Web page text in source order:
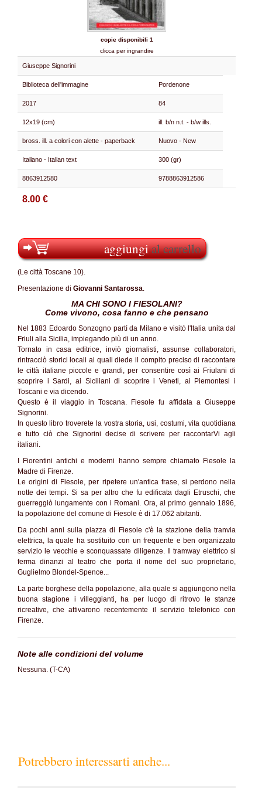
copie disponibili 1
clicca per ingrandire
Giuseppe Signorini
Biblioteca dell'immagine Pordenone
2017 84
12x19 (cm) ill. b/n n.t. - b/w ills.
bross. ill. a colori con alette - paperback Nuovo - New
Italiano - Italian text 300 (gr)
8863912580 9788863912586
8.00 €
aggiungial carrello
(Le città Toscane 10).
Presentazione di Giovanni Santarossa.
MA CHI SONO I FIESOLANI?
Come vivono, cosa fanno e che pensano
Nel 1883 Edoardo Sonzogno partì da Milano e visitò l'Italia unita dal
Friuli alla Sicilia, impiegando più di un anno.
Tornato in casa editrice, inviò giornalisti, assunse collaboratori,
rintracciò storici locali ai quali diede il compito preciso di raccontare
le città italiane piccole e grandi, per consentire così ai Friulani di
scoprire i Sardi, ai Siciliani di scoprire i Veneti, ai Piemontesi i
Toscani e via dicendo.
Questo è il viaggio in Toscana. Fiesole fu affidata a Giuseppe
Signorini.
In questo libro troverete la vostra storia, usi, costumi, vita quotidiana
e tutto ciò che Signorini decise di scrivere per raccontarVi agli
italiani.
I Fiorentini antichi e moderni hanno sempre chiamato Fiesole la
Madre di Firenze.
Le origini di Fiesole, per ripetere un'antica frase, si perdono nella
notte dei tempi. Si sa per altro che fu edificata dagli Etruschi, che
guerreggiò lungamente con i Romani. Ora, al primo gennaio 1896,
la popolazione del comune di Fiesole è di 17.062 abitanti.
Da pochi anni sulla piazza di Fiesole c'è la stazione della tranvia
elettrica, la quale ha sostituito con un frequente e ben organizzato
servizio le vecchie e sconquassate diligenze. Il tramway elettrico si
ferma dinanzi al teatro che porta il nome del suo proprietario,
Guglielmo Blondel-Spence...
La parte borghese della popolazione, alla quale si aggiungono nella
buona stagione i villeggianti, ha per luogo di ritrovo le stanze
ricreative, che attivarono recentemente il servizio telefonico con
Firenze.
Note alle condizioni del volume
Nessuna. (T-CA)
Potrebbero interessarti anche...